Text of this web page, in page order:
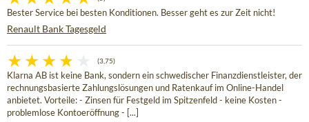
Bester Service bei besten Konditionen. Besser geht es zur Zeit nicht!
Renault Bank Tagesgeld
(3,75)
Klarna AB ist keine Bank, sondern ein schwedischer Finanzdienstleister, der
rechnungsbasierte Zahlungslösungen und Ratenkauf im Online-Handel
anbietet. Vorteile: - Zinsen für Festgeld im Spitzenfeld - keine Kosten -
problemlose Kontoeröffnung - [...]